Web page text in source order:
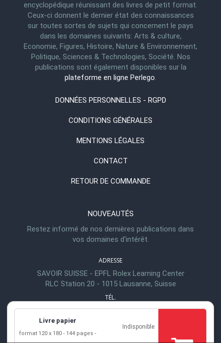
Livre papier
format 120 x 180 144 pages
Indisponible
encyclopédique réunissant des livres de petit format.
Ceux-ci donnent le dernier état des connaissances
sur toutes sortes de sujets qui concernent le pays
dans les domaines suivants: Arts & culture,
Economie, Figures, Histoire, Nature & Environnement,
Politique, Sciences & Technologies, Société. Nos
publications sont également disponibles sur la
plateforme en ligne Perlego.
DONNÉES PERSONNELLES - RGPD
CONDITIONS GÉNÉRALES
MENTIONS LÉGALES
CONTACT
RETOUR DE COMMANDE
NOUVEAUTÉS
Restez informé de nos dernières publications dans
vos domaines d'intérêt.
ADRESSE
SAVOIR SUISSE - EPFL Rolex Learning Center
RLC Station 20 - 1015 Lausanne, Suisse
TÉL.
+41 (0)21 693 21 30
info@savoirsuisse.org